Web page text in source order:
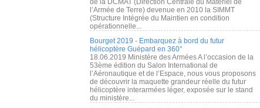
de la DCMAT (Direction Centrale du Matériel de
l’Armée de Terre) devenue en 2010 la SIMMT
(Structure Intégrée du Maintien en condition
opérationnelle...
Bourget 2019 - Embarquez à bord du futur
hélicoptère Guépard en 360°
18.06.2019 Ministère des Armées A l’occasion de la
53ème édition du Salon International de
l’Aéronautique et de l’Espace, nous vous proposons
de découvrir la maquette grandeur réelle du futur
hélicoptère interarmées léger, exposée sur le stand
du ministère...